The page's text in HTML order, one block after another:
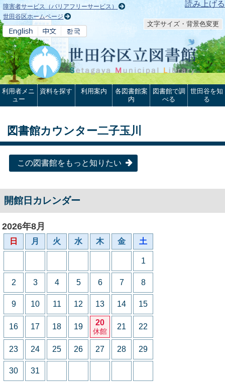
本文へ 読み上げる
障害者サービス（バリアフリーサービス）
世田谷区ホームページ
文字サイズ・背景色変更
利用者メニ
ュー
資料を探す 利用案内
各図書館案
内
図書館で調
べる
世田谷を知
る
図書館カウンター二子玉川
この図書館をもっと知りたい
開館日カレンダー
2026年8月
日 月 火 水 木 金 土
1
2 3 4 5 6 7 8
9 10 11 12 13 14 15
16 17 18 19 20
休館
21 22
23 24 25 26 27 28 29
30 31